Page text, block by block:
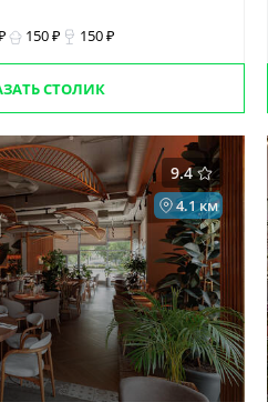
150 ₽ 150 ₽
СТОЛИК
9.4
4.1 км